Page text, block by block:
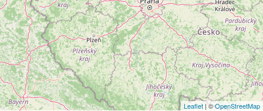
Leaflet | ©OpenStreetMap